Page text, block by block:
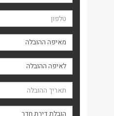
טלפון
מאיפה ההובלה
תאריך ההובלה
סוג ההובלה